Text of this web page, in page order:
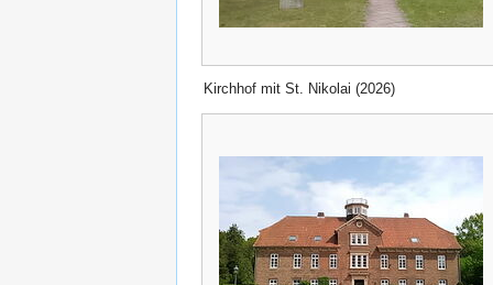
Kirchhof mit St. Nikolai (2026)